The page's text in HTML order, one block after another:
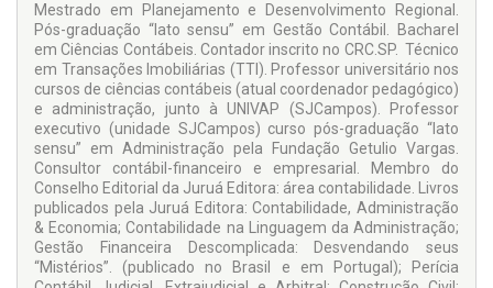
Os autores desejam boa leitura e excelente aproveitamento
dos conteúdos.
Mestrado em Planejamento e Desenvolvimento Regional.
Pós-graduação “lato sensu” em Gestão Contábil. Bacharel
em Ciências Contábeis. Contador inscrito no CRC.SP. Técnico
em Transações Imobiliárias (TTI). Professor universitário nos
cursos de ciências contábeis (atual coordenador pedagógico)
e administração, junto à UNIVAP (SJCampos). Professor
executivo (unidade SJCampos) curso pós-graduação “lato
sensu” em Administração pela Fundação Getulio Vargas.
Consultor contábil-financeiro e empresarial. Membro do
Conselho Editorial da Juruá Editora: área contabilidade. Livros
publicados pela Juruá Editora: Contabilidade, Administração
& Economia; Contabilidade na Linguagem da Administração;
Gestão Financeira Descomplicada: Desvendando seus
“Mistérios”. (publicado no Brasil e em Portugal); Perícia